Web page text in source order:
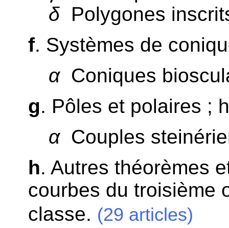
δ Polygones
f. Systèmes de
αConiques
g. Pôles et polaires ;
αCouples
h. Autres théorèmes
courbes du troisième
classe. (29 articles)